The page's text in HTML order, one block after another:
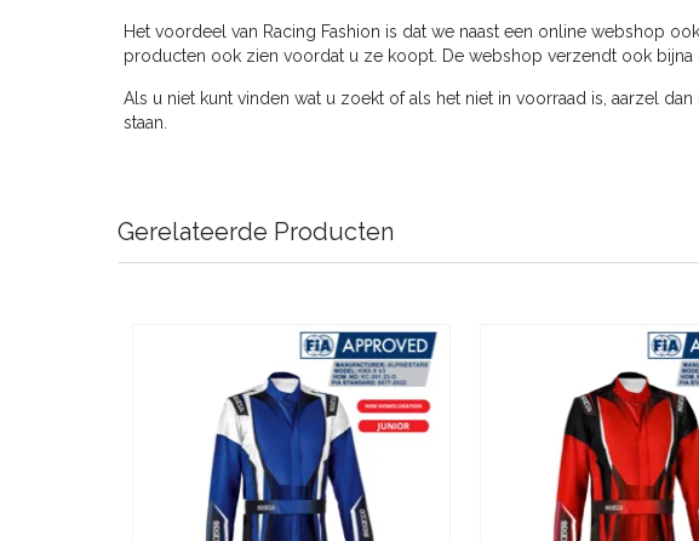
Het voordeel van Racing Fashion is dat we naast een online webshop
producten ook zien voordat u ze koopt. De webshop verzendt ook
Als u niet kunt vinden wat u zoekt of als het niet in voorraad is, aarzel
staan.
Gerelateerde Producten